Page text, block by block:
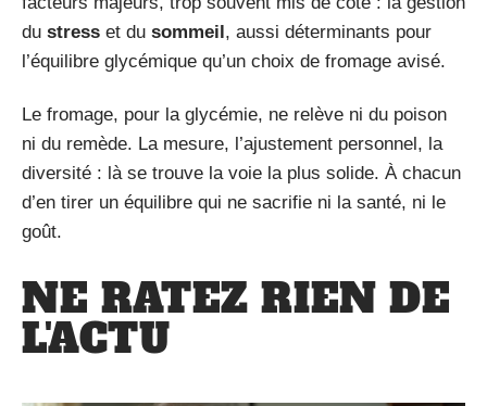
du stress et du sommeil, aussi déterminants pour
l’équilibre glycémique qu’un choix de fromage avisé.
Le fromage, pour la glycémie, ne relève ni du poison
ni du remède. La mesure, l’ajustement personnel, la
diversité : là se trouve la voie la plus solide. À chacun
d’en tirer un équilibre qui ne sacrifie ni la santé, ni le
goût.
NE RATEZ RIEN DE
L'ACTU